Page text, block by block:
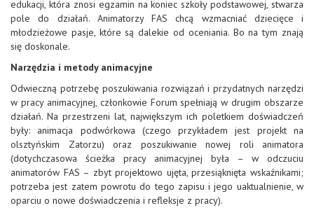
edukacji, która znosi egzamin na koniec szkoły podstawowej, stwarza
pole do działań. Animatorzy FAS chcą wzmacniać dziecięce i
młodzieżowe pasje, które są dalekie od oceniania. Bo na tym znają
się doskonale.
Narzędzia i metody animacyjne
Odwieczną potrzebę poszukiwania rozwiązań i przydatnych narzędzi
w pracy animacyjnej, członkowie Forum spełniają w drugim obszarze
działań. Na przestrzeni lat, największym ich poletkiem doświadczeń
były: animacja podwórkowa (czego przykładem jest projekt na
olsztyńskim Zatorzu) oraz poszukiwanie nowej roli animatora
(dotychczasowa ścieżka pracy animacyjnej była – w odczuciu
animatorów FAS – zbyt projektowo ujęta, przesiąknięta wskaźnikami;
potrzeba jest zatem powrotu do tego zapisu i jego uaktualnienie, w
oparciu o nowe doświadczenia i refleksje z pracy).